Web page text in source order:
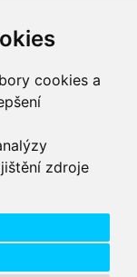
cookies a
zdroje
trať
vyzkoušet si
skladem při